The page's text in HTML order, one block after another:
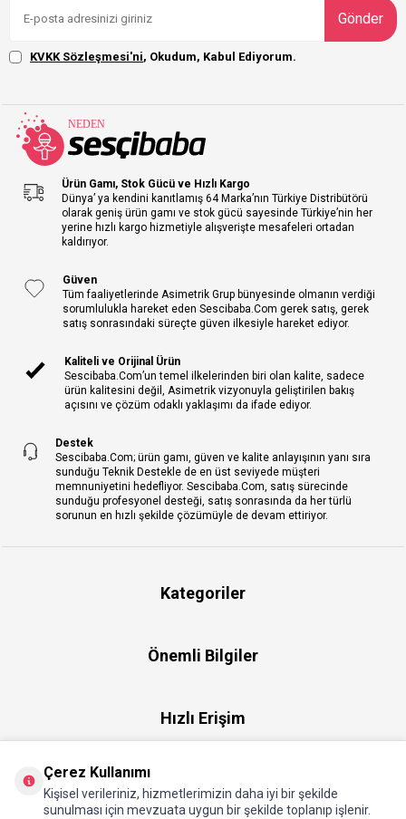
Gönder
KVKK Sözleşmesi'ni, Okudum, Kabul Ediyorum.
Ürün Gamı, Stok Gücü ve Hızlı Kargo
Dünya’ ya kendini kanıtlamış 64 Marka’nın Türkiye Distribütörü
olarak geniş ürün gamı ve stok gücü sayesinde Türkiye’nin her
yerine hızlı kargo hizmetiyle alışverişte mesafeleri ortadan
kaldırıyor.
Güven
Tüm faaliyetlerinde Asimetrik Grup bünyesinde olmanın verdiği
sorumlulukla hareket eden Sescibaba.Com gerek satış, gerek
satış sonrasındaki süreçte güven ilkesiyle hareket ediyor.
Kaliteli ve Orijinal Ürün
Sescibaba.Com’un temel ilkelerinden biri olan kalite, sadece
ürün kalitesini değil, Asimetrik vizyonuyla geliştirilen bakış
açısını ve çözüm odaklı yaklaşımı da ifade ediyor.
Destek
Sescibaba.Com; ürün gamı, güven ve kalite anlayışının yanı sıra
sunduğu Teknik Destekle de en üst seviyede müşteri
memnuniyetini hedefliyor. Sescibaba.Com, satış sürecinde
sunduğu profesyonel desteği, satış sonrasında da her türlü
sorunun en hızlı şekilde çözümüyle de devam ettiriyor.
Kategoriler
Önemli Bilgiler
Hızlı Erişim
Çerez Kullanımı
Kişisel verileriniz, hizmetlerimizin daha iyi bir şekilde
sunulması için mevzuata uygun bir şekilde toplanıp işlenir.